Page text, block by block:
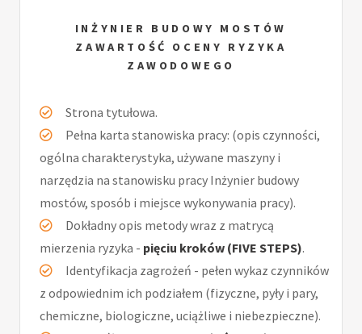
INŻYNIER BUDOWY MOSTÓW
ZAWARTOŚĆ OCENY RYZYKA
ZAWODOWEGO
Strona tytułowa.
Pełna karta stanowiska pracy: (opis czynności,
ogólna charakterystyka, używane maszyny i
narzędzia na stanowisku pracy Inżynier budowy
mostów, sposób i miejsce wykonywania pracy).
Dokładny opis metody wraz z matrycą
mierzenia ryzyka - pięciu kroków (FIVE STEPS).
Identyfikacja zagrożeń - pełen wykaz czynników
z odpowiednim ich podziałem (fizyczne, pyły i pary,
chemiczne, biologiczne, uciążliwe i niebezpieczne).